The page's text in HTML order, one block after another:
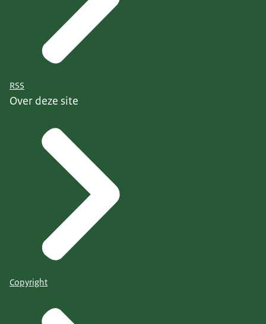
RSS
Over deze site
Copyright